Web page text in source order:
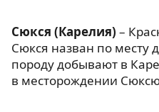
Сюкся (Карелия) –
Сюкся назван по месту
породу добывают в
в месторождении